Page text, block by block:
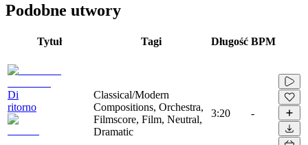
Podobne utwory
Tytuł Tagi Długość BPM
Di
ritorno
Classical/Modern
Compositions, Orchestra,
Filmscore, Film, Neutral,
Dramatic
3:20 -